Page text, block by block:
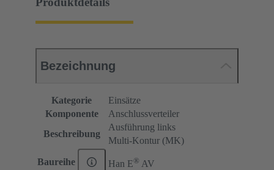
Bezeichnung
Kategorie
Einsätze
Komponente
Anschlussverteiler
Beschreibung
Ausführung links
Multi-Kontur (MK)
Baureihe Han E® AV